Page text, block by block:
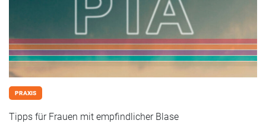
PRAXIS
Tipps für Frauen mit empfindlicher Blase